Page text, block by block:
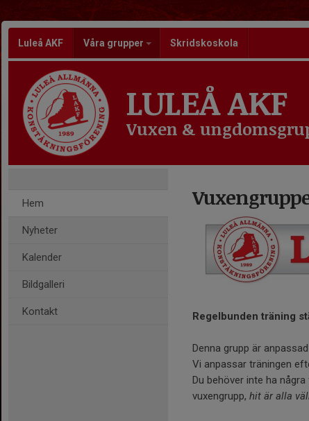
Luleå AKF Våra grupper Skridskoskola
LULEÅ AKF
Vuxen &
Hem
Nyheter
Kalender
Bildgalleri
Kontakt Regelbunden träning
Denna grupp är
Vi anpassar träningen
Du behöver inte ha
vuxengrupp, hit är alla